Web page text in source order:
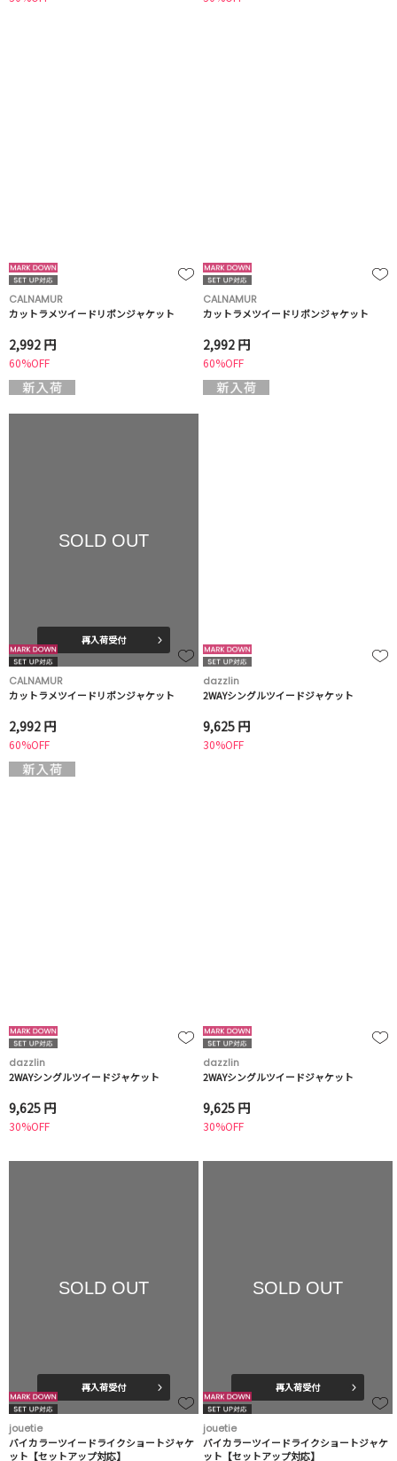
CALNAMUR
カットラメツイードリボンジャケット
2,992 円
60%OFF
CALNAMUR
カットラメツイードリボンジャケット
2,992 円
60%OFF
SOLD OUT
再入荷受付
CALNAMUR
カットラメツイードリボンジャケット
2,992 円
60%OFF
dazzlin
2WAYシングルツイードジャケット
9,625 円
30%OFF
dazzlin
2WAYシングルツイードジャケット
9,625 円
30%OFF
dazzlin
2WAYシングルツイードジャケット
9,625 円
30%OFF
SOLD OUT
再入荷受付
jouetie
バイカラーツイードライクショートジャケ
ット【セットアップ対応】
SOLD OUT
再入荷受付
jouetie
バイカラーツイードライクショートジャケ
ット【セットアップ対応】